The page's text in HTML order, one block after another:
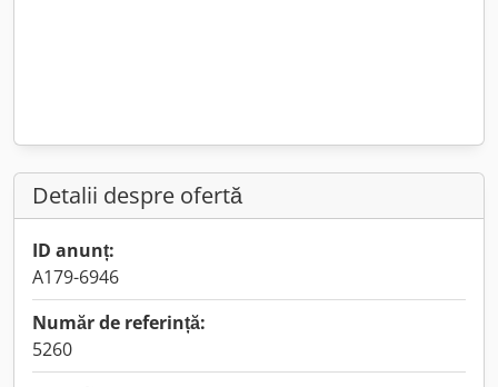
Detalii despre ofertă
ID anunț:
A179-6946
Număr de referință:
5260